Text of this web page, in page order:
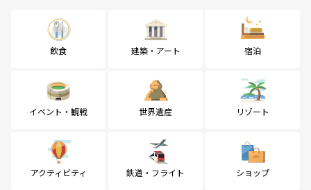
飲食 建築・アート 宿泊
イベント・観戦 世界遺産 リゾート
アクティビティ 鉄道・フライト ショップ